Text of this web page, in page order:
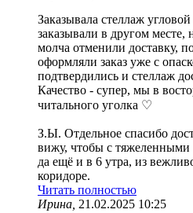
Заказывала стеллаж
заказывали в другом месте,
молча отменили доставку,
оформляли заказ уже с
подтвердились и стеллаж
Качество - супер, мы в
читального уголка ♡
З.Ы. Отдельное спасибо
вижу, чтобы с тяжеленными
да ещё и в 6 утра, из
коридоре.
Читать полностью
Ирина, 21.02.2025 10:25